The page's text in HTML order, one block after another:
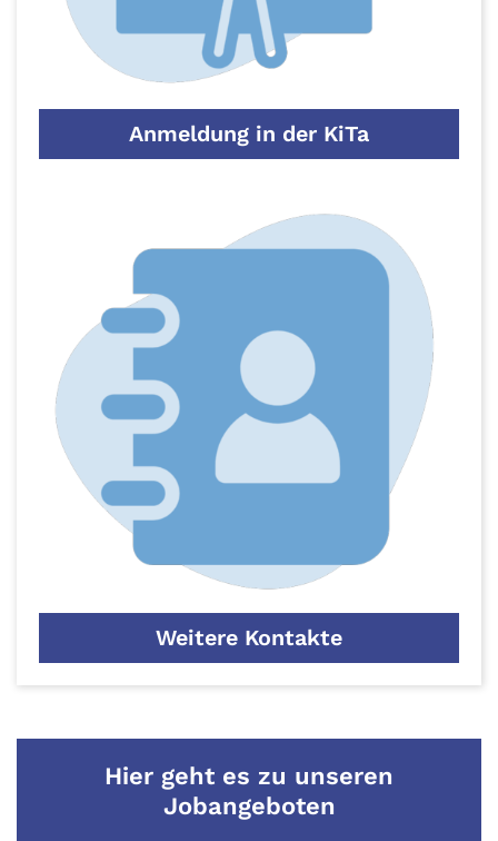
Anmeldung in der KiTa
Weitere Kontakte
Hier geht es zu unseren
Jobangeboten